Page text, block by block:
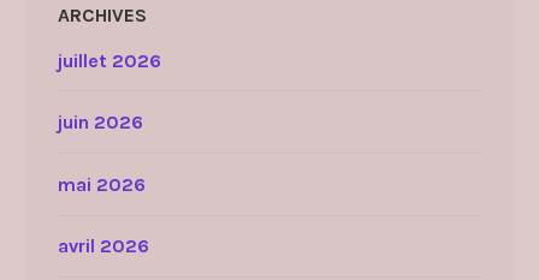
ARCHIVES
juillet 2026
juin 2026
mai 2026
avril 2026